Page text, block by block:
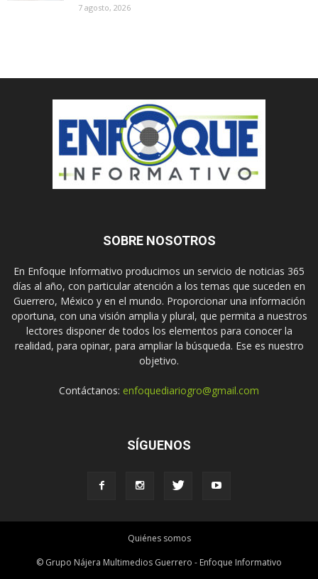
7 agosto, 2026
SOBRE NOSOTROS
En Enfoque Informativo producimos un servicio de noticias 365
días al año, con particular atención a los temas que suceden en
Guerrero, México y en el mundo. Proporcionar una información
oportuna, con una visión amplia y plural, que permita a nuestros
lectores disponer de todos los elementos para conocer la
realidad, para opinar, para ampliar la búsqueda. Ese es nuestro
objetivo.
Contáctanos: enfoquediariogro@gmail.com
SÍGUENOS
Quiénes somos
© Grupo Nájera Multimedios Guerrero - Enfoque Informativo